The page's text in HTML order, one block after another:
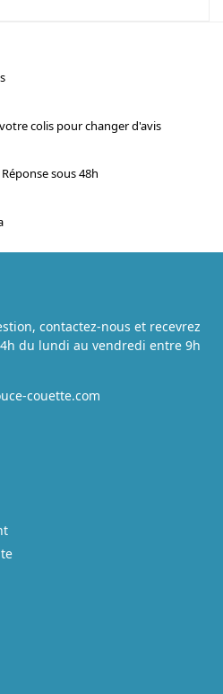
colis pour changer d'avis
sous 48h
contactez-nous et recevrez
du lundi au vendredi entre 9h
couette.com